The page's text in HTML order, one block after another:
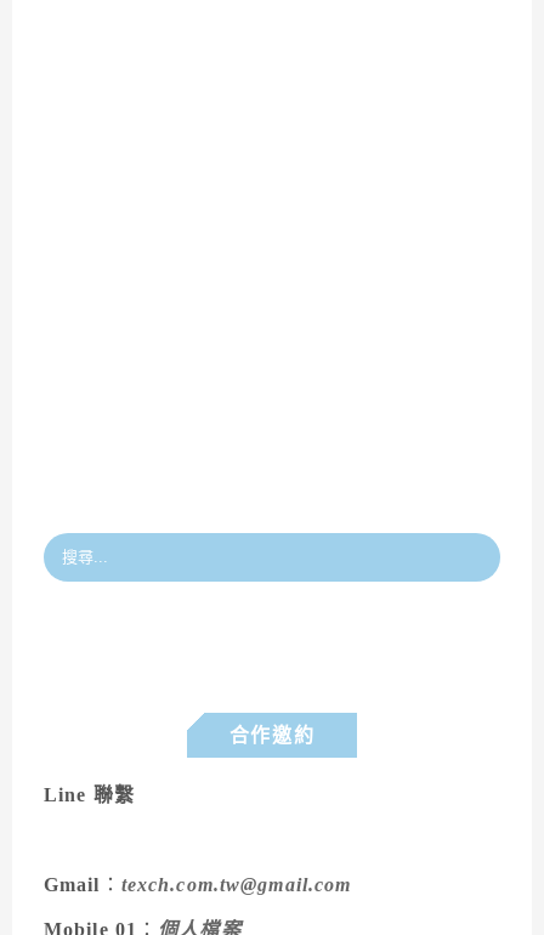
合作邀約
Line 聯繫
Gmail ： texch.com.tw@gmail.com
Mobile 01 ： 個人檔案